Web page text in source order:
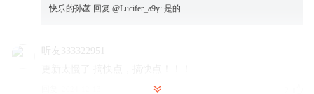
快乐的孙菡 回复 @Lucifer_a9y: 是的
听友333322951